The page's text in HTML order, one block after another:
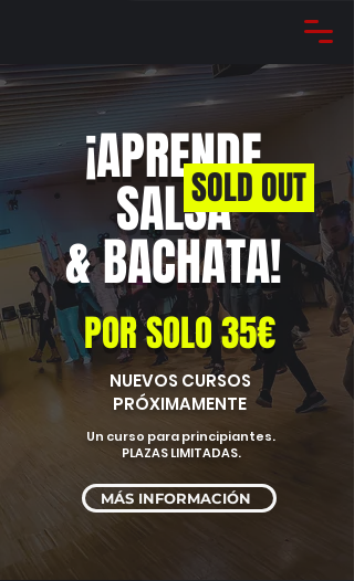
¡APRENDE
SALSA
& BACHATA!
SOLD OUT
POR SOLO 35€
NUEVOS CURSOS
PRÓXIMAMENTE
Un curso para principiantes.
PLAZAS LIMITADAS.
MÁS INFORMACIÓN